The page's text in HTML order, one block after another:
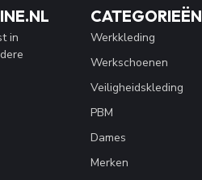
in
CATEGORIEËN
Werkkleding
Werkschoenen
Veiligheidskleding
PBM
Dames
Merken